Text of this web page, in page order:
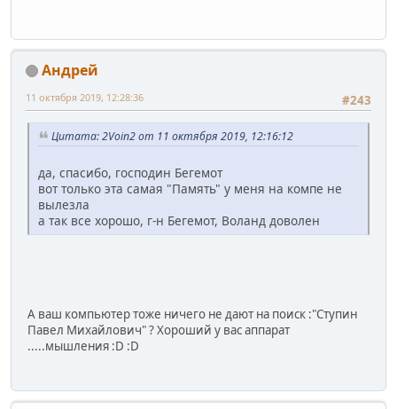
Андрей
#243
11 октября 2019, 12:28:36
Цитата: 2Voin2 от 11 октября 2019, 12:16:12
да, спасибо, господин Бегемот
вот только эта самая "Память" у меня на компе не
вылезла
а так все хорошо, г-н Бегемот, Воланд доволен
А ваш компьютер тоже ничего не дают на поиск :"Ступин
Павел Михайлович" ? Хороший у вас аппарат
.....мышления :D :D